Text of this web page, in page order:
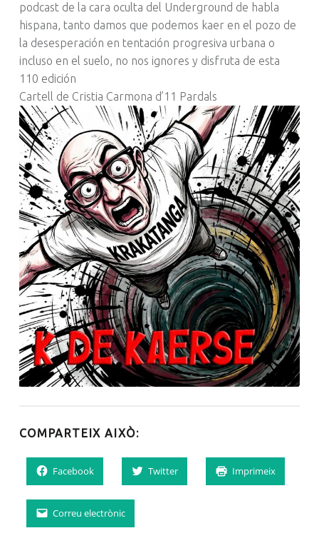
podcast de la cara oculta del Underground de habla
hispana, tanto damos que podemos kaer en el pozo de
la desesperación en tentación progresiva urbana o
incluso en el suelo, no nos ignores y disfruta de esta
110 edición
Cartell de Cristia Carmona d’11 Pardals
COMPARTEIX AIXÒ:
Facebook Twitter Imprimeix
Correu electrònic